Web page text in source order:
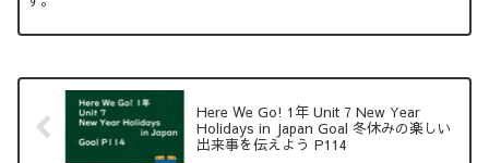
Here We Go! 1年 Unit 7 New Year
Holidays in Japan Goal 冬休みの楽しい
出来事を伝えよう P114